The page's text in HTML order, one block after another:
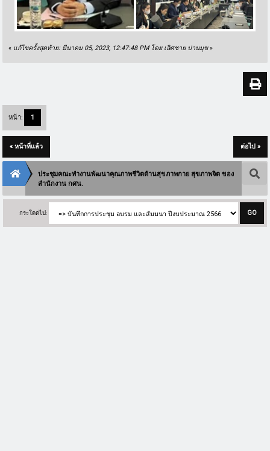
« แก้ไขครั้งสุดท้าย: มีนาคม 05, 2023, 12:47:48 PM โดย เลิศชาย ปานมุข»
หน้า: 1
« หน้าที่แล้ว ต่อไป »
ประชุมคณะทำงานพัฒนาคุณภาพชีวิตด้านสุขภาพกาย สุขภาพจิต ของ
สำนักงาน กศน.
กระโดดไป: